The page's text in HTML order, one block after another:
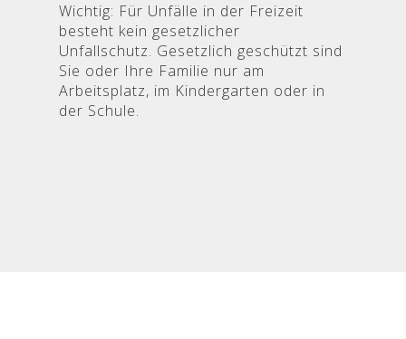
Wichtig: Für Unfälle in der Freizeit
besteht kein gesetzlicher
Unfallschutz. Gesetzlich geschützt sind
Sie oder Ihre Familie nur am
Arbeitsplatz, im Kindergarten oder in
der Schule.